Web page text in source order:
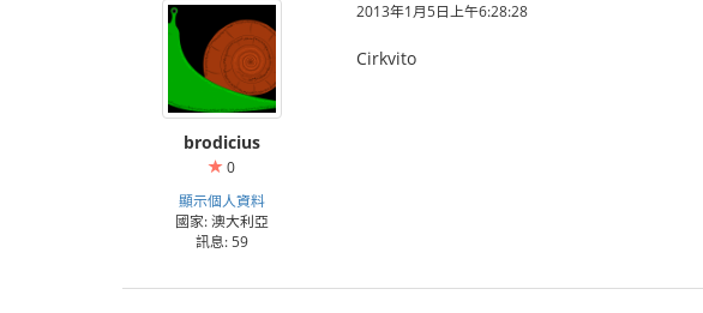
brodicius
0
顯示個人資料
國家: 澳大利亞
訊息: 59
2013年1月5日上午6:28:28
Cirkvito